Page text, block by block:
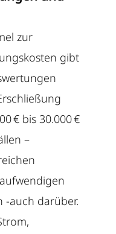
zur
gibt
€ bis 30.000 €
–
-auch darüber.